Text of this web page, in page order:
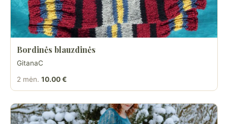
Bordinės blauzdinės
GitanaC
2 mėn. 10.00 €